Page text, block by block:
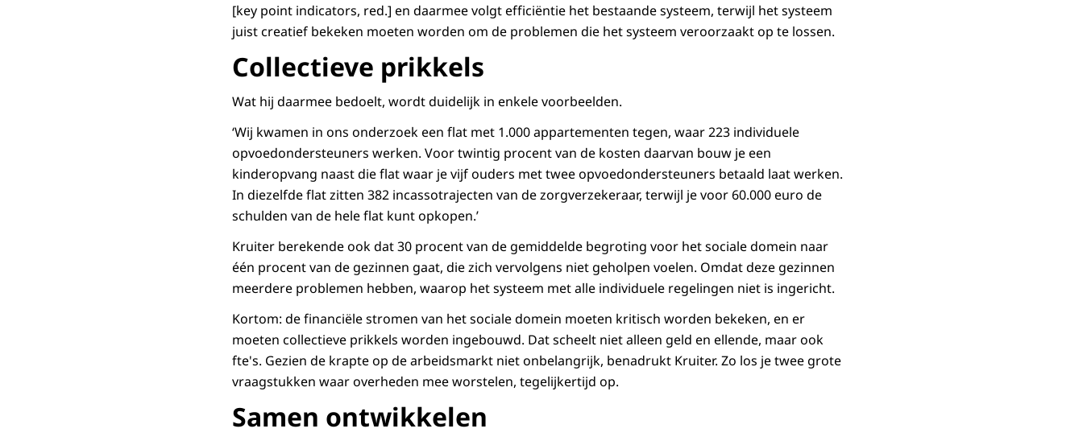
[key point indicators, red.] en daarmee volgt efficiëntie het bestaande systeem, terwijl het systeem
juist creatief bekeken moeten worden om de problemen die het systeem veroorzaakt op te lossen.
Collectieve prikkels
Wat hij daarmee bedoelt, wordt duidelijk in enkele voorbeelden.
‘Wij kwamen in ons onderzoek een flat met 1.000 appartementen tegen, waar 223 individuele
opvoedondersteuners werken. Voor twintig procent van de kosten daarvan bouw je een
kinderopvang naast die flat waar je vijf ouders met twee opvoedondersteuners betaald laat werken.
In diezelfde flat zitten 382 incassotrajecten van de zorgverzekeraar, terwijl je voor 60.000 euro de
schulden van de hele flat kunt opkopen.’
Kruiter berekende ook dat 30 procent van de gemiddelde begroting voor het sociale domein naar
één procent van de gezinnen gaat, die zich vervolgens niet geholpen voelen. Omdat deze gezinnen
meerdere problemen hebben, waarop het systeem met alle individuele regelingen niet is ingericht.
Kortom: de financiële stromen van het sociale domein moeten kritisch worden bekeken, en er
moeten collectieve prikkels worden ingebouwd. Dat scheelt niet alleen geld en ellende, maar ook
fte's. Gezien de krapte op de arbeidsmarkt niet onbelangrijk, benadrukt Kruiter. Zo los je twee grote
vraagstukken waar overheden mee worstelen, tegelijkertijd op.
Samen ontwikkelen